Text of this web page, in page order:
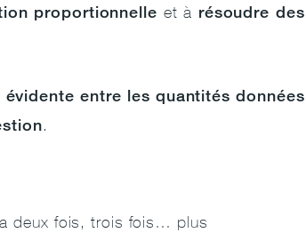
proportionnelle et à résoudre des
entre les quantités données
.
deux fois, trois fois… plus